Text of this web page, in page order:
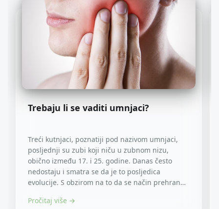
Trebaju li se vaditi umnjaci?
Treći kutnjaci, poznatiji pod nazivom umnjaci,
posljednji su zubi koji niču u zubnom nizu,
obično između 17. i 25. godine. Danas često
nedostaju i smatra se da je to posljedica
evolucije. S obzirom na to da se način prehrane
Pročitaj više →